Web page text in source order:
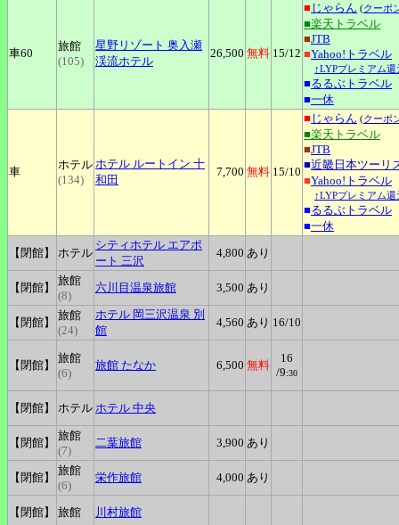
車60
旅館
(105)
星野リゾート 奥入瀬
渓流ホテル
26,500 無料 15/12
■ じゃらん (クーポ
■楽天トラベル
■JTB
■Yahoo!トラベル
↑LYPプレミアム還
■るるぶトラベル
■一休
車
ホテル
(134)
ホテル ルートイン 十
和田
7,700 無料 15/10
■ じゃらん (クーポ
■楽天トラベル
■JTB
■近畿日本ツーリ
■Yahoo!トラベル
↑LYPプレミアム還
■るるぶトラベル
■一休
【閉館】
ホテル
シティホテル エアポ
ート 三沢
4,800 あり
【閉館】
旅館
(8)
六川目温泉旅館 3,500 あり
【閉館】
旅館
(24)
ホテル 岡三沢温泉 別
館
4,560 あり 16/10
【閉館】
旅館
(6)
旅館 たなか 6,500 無料
16
/9:30
【閉館】 ホテル ホテル 中央
【閉館】
旅館
(7)
二葉旅館 3,900 あり
【閉館】
旅館
(6)
栄作旅館 4,000 あり
【閉館】 旅館 川村旅館